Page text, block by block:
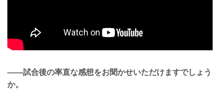
——試合後の率直な感想をお聞かせいただけますでしょう
か。